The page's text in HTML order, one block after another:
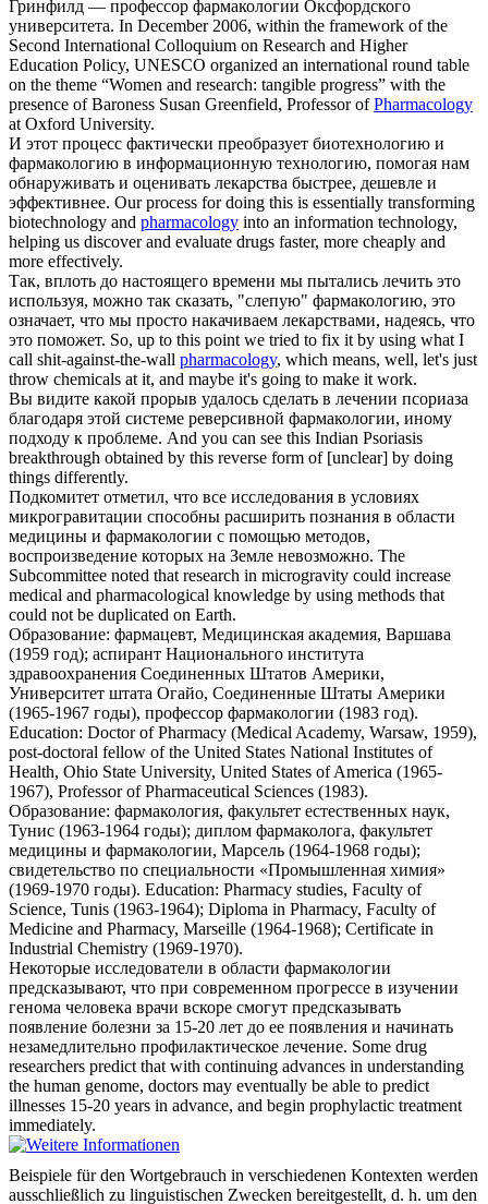
Гринфилд — профессор фармакологии Оксфордского
университета. In December 2006, within the framework of the
Second International Colloquium on Research and Higher
Education Policy, UNESCO organized an international round table
on the theme “Women and research: tangible progress” with the
presence of Baroness Susan Greenfield, Professor ofPharmacology
at Oxford University.
И этот процесс фактически преобразует биотехнологию и
фармакологию в информационную технологию, помогая нам
обнаруживать и оценивать лекарства быстрее, дешевле и
эффективнее. Our process for doing this is essentially transforming
biotechnology and pharmacology into an information technology,
helping us discover and evaluate drugs faster, more cheaply and
more effectively.
Так, вплоть до настоящего времени мы пытались лечить это
используя, можно так сказать, "слепую" фармакологию, это
означает, что мы просто накачиваем лекарствами, надеясь, что
это поможет. So, up to this point we tried to fix it by using what I
call shit-against-the-wall pharmacology, which means, well, let's just
throw chemicals at it, and maybe it's going to make it work.
Вы видите какой прорыв удалось сделать в лечении псориаза
благодаря этой системе реверсивной фармакологии, иному
подходу к проблеме. And you can see this Indian Psoriasis
breakthrough obtained by this reverse form of [unclear] by doing
things differently.
Подкомитет отметил, что все исследования в условиях
микрогравитации способны расширить познания в области
медицины и фармакологии с помощью методов,
воспроизведение которых на Земле невозможно. The
Subcommittee noted that research in microgravity could increase
medical and pharmacological knowledge by using methods that
could not be duplicated on Earth.
Образование: фармацевт, Медицинская академия, Варшава
(1959 год); аспирант Национального института
здравоохранения Соединенных Штатов Америки,
Университет штата Огайо, Соединенные Штаты Америки
(1965-1967 годы), профессор фармакологии (1983 год).
Education: Doctor of Pharmacy (Medical Academy, Warsaw, 1959),
post-doctoral fellow of the United States National Institutes of
Health, Ohio State University, United States of America (1965-
1967), Professor of Pharmaceutical Sciences (1983).
Образование: фармакология, факультет естественных наук,
Тунис (1963-1964 годы); диплом фармаколога, факультет
медицины и фармакологии, Марсель (1964-1968 годы);
свидетельство по специальности «Промышленная химия»
(1969-1970 годы). Education: Pharmacy studies, Faculty of
Science, Tunis (1963-1964); Diploma in Pharmacy, Faculty of
Medicine and Pharmacy, Marseille (1964-1968); Certificate in
Industrial Chemistry (1969-1970).
Некоторые исследователи в области фармакологии
предсказывают, что при современном прогрессе в изучении
генома человека врачи вскоре смогут предсказывать
появление болезни за 15-20 лет до ее появления и начинать
незамедлительно профилактическое лечение. Some drug
researchers predict that with continuing advances in understanding
the human genome, doctors may eventually be able to predict
illnesses 15-20 years in advance, and begin prophylactic treatment
immediately.
Beispiele für den Wortgebrauch in verschiedenen Kontexten werden
ausschließlich zu linguistischen Zwecken bereitgestellt, d. h. um den